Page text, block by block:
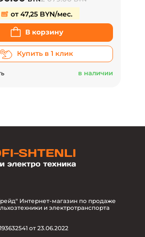
от 47,25 BYN/мес.
В корзину
Купить в 1 клик
в наличии
Интернет-магазин по продаже
и электротранспорта
от 23.06.2022